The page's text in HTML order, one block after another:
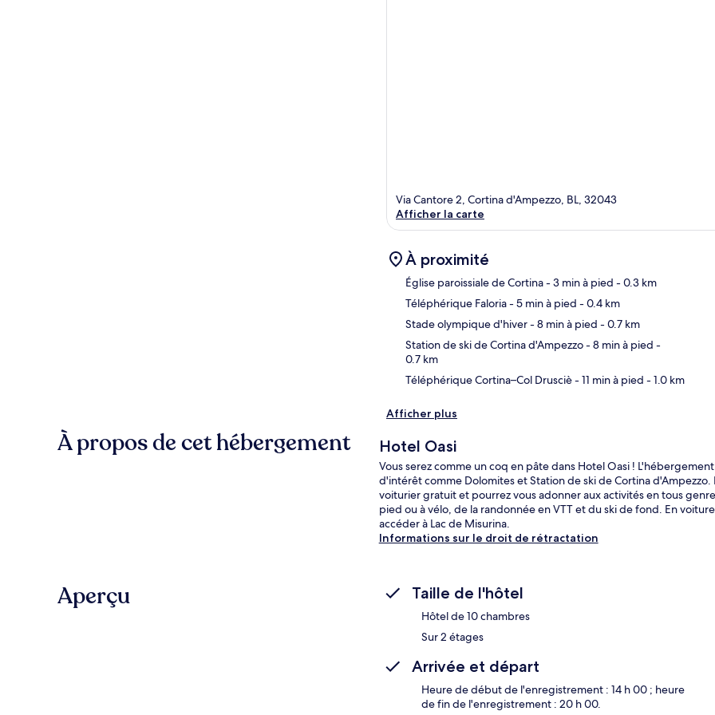
Via Cantore 2, Cortina d'Ampezzo, BL, 32043
Afficher la carte
À proximité
Église paroissiale de Cortina- 3 min à pied - 0.3 km
Téléphérique Faloria- 5 min à pied - 0.4 km
Stade olympique d'hiver- 8 min à pied - 0.7 km
Station de ski de Cortina d'Ampezzo- 8 min à pied -
0.7 km
Téléphérique Cortina–Col Drusciè- 11 min à pied - 1.0 km
Afficher plus
À propos de cet hébergement Hotel Oasi
Vous serez comme un coq en pâte dans Hotel Oasi !
d'intérêt comme Dolomites et Station de ski de Cortina
voiturier gratuit et pourrez vous adonner aux activités en tous
pied ou à vélo, de la randonnée en VTT et du ski de fond. En
accéder à Lac de Misurina.
Informations sur le droit de rétractation
Aperçu Taille de l'hôtel
Hôtel de 10 chambres
Sur 2 étages
Arrivée et départ
Heure de début de l'enregistrement : 14 h 00 ; heure
de fin de l'enregistrement : 20 h 00.